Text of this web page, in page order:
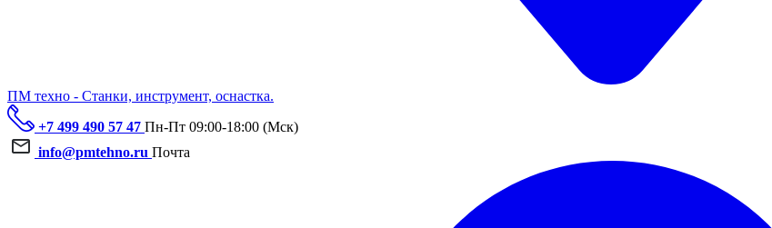
ПМ техно - Станки, инструмент, оснастка.
+7 499 490 57 47 Пн-Пт 09:00-18:00 (Мск)
info@pmtehno.ru Почта